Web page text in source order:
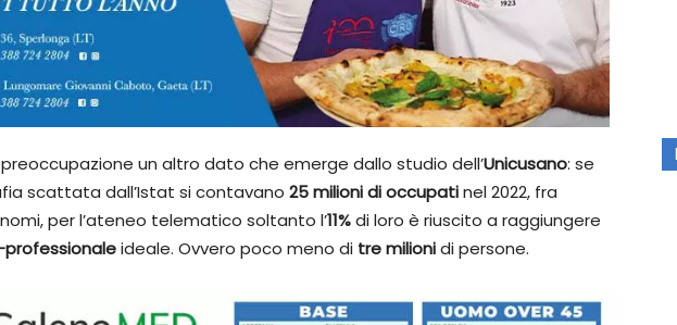
un altro dato che emerge dallo studio dell’Unicusano: se
scattata dall’Istat si contavano 25 milioni di occupatinel 2022, fra
per l’ateneo telematico soltanto l’11%di loro è riuscito a raggiungere
ideale. Ovvero poco meno di tre milionidi persone.